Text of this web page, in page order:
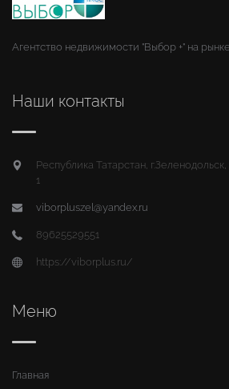
Агентство недвижимости "Выбор +" на
Наши контакты
Республика Татарстан,
1
viborpluszel@yandex.ru
89625529551
https://viborplus.ru/
Меню
Главная